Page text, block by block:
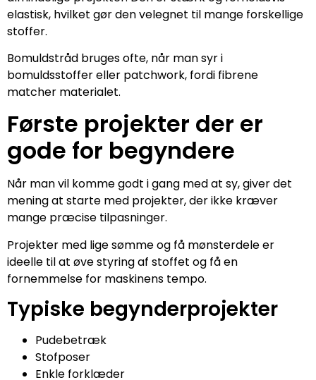
elastisk, hvilket gør den velegnet til mange forskellige
stoffer.
Bomuldstråd bruges ofte, når man syr i
bomuldsstoffer eller patchwork, fordi fibrene
matcher materialet.
Første projekter der er
gode for begyndere
Når man vil komme godt i gang med at sy, giver det
mening at starte med projekter, der ikke kræver
mange præcise tilpasninger.
Projekter med lige sømme og få mønsterdele er
ideelle til at øve styring af stoffet og få en
fornemmelse for maskinens tempo.
Typiske begynderprojekter
Pudebetræk
Stofposer
Enkle forklæder